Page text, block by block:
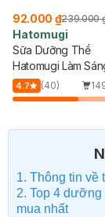
92.000 ₫239.000
Hatomugi
Sữa Dưỡng Thể
Hatomugi Làm
Ban Đêm 400ml
4.7 (40)
1. Thông tin về
2. Top 4
mua nhất